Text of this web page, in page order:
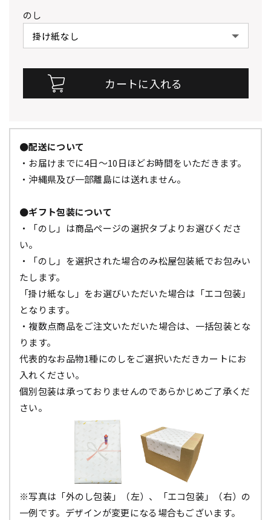
のし
●配送について
・お届けまでに4日～10日ほどお時間をいただきます。
・沖縄県及び一部離島には送れません。
●ギフト包装について
・「のし」は商品ページの選択タブよりお選びくださ
い。
・「のし」を選択された場合のみ松屋包装紙でお包みい
たします。
「掛け紙なし」をお選びいただいた場合は「エコ包装」
となります。
・複数点商品をご注文いただいた場合は、一括包装とな
ります。
代表的なお品物1種にのしをご選択いただきカートにお
入れください。
個別包装は承っておりませんのであらかじめご了承くだ
さい。
※写真は「外のし包装」（左）、「エコ包装」（右）の
一例です。デザインが変更になる場合もございます。